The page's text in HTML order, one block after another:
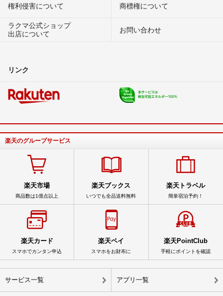
権利侵害について
商標権について
ラクマ公式ショップ
出店について
お問い合わせ
リンク
楽天のグループサービス
楽天市場
商品数は1億点以上
楽天ブックス
いつでも全品送料無料
楽天トラベル
簡単宿泊予約！
楽天カード
スマホでカンタン申込
楽天ペイ
スマホをお財布に
楽天PointClub
手軽にポイントを確認
サービス一覧 アプリ一覧